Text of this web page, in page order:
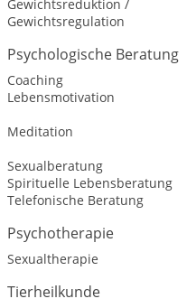
Gewichtsreduktion /
Gewichtsregulation
Psychologische Beratung
Coaching
Lebensmotivation
Meditation
Sexualberatung
Spirituelle Lebensberatung
Telefonische Beratung
Psychotherapie
Sexualtherapie
Tierheilkunde